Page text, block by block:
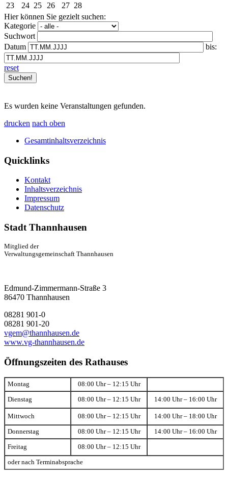
23
24 25 26 27 28
Hier können Sie gezielt suchen:
Kategorie
Suchwort
Datum
bis:
reset
Es wurden keine Veranstaltungen gefunden.
drucken nach oben
Gesamtinhaltsverzeichnis
Quicklinks
Kontakt
Inhaltsverzeichnis
Impressum
Datenschutz
Stadt Thannhausen
Mitglied der
Verwaltungsgemeinschaft Thannhausen
Edmund-Zimmermann-Straße 3
86470 Thannhausen
08281 901-0
08281 901-20
vgem@thannhausen.de
www.vg-thannhausen.de
Öffnungszeiten des Rathauses
Montag 08:00 Uhr – 12:15 Uhr
Dienstag 08:00 Uhr – 12:15 Uhr 14:00 Uhr – 16:00 Uhr
Mittwoch 08:00 Uhr – 12:15 Uhr 14:00 Uhr – 18:00 Uhr
Donnerstag 08:00 Uhr – 12:15 Uhr 14:00 Uhr – 16:00 Uhr
Freitag 08:00 Uhr – 12:15 Uhr
oder nach Terminabsprache